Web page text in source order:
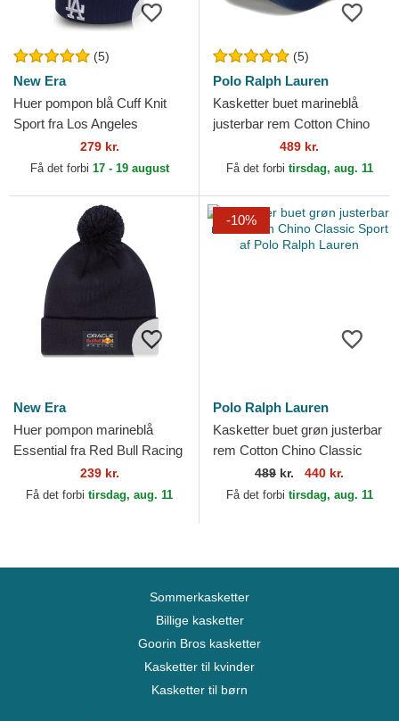
(5)
New Era
Huer pompon blå Cuff Knit
Sport fra Los Angeles
Dodgers MLB af New Era
279 kr.
Få det forbi 17 - 19 august
(5)
Polo Ralph Lauren
Kasketter buet marineblå
justerbar rem Cotton Chino
Classic Sport af Polo Ralph
Lauren
489 kr.
Få det forbi tirsdag, aug. 11
New Era
Huer pompon marineblå
Essential fra Red Bull Racing
Formula 1 af New Era
239 kr.
Få det forbi tirsdag, aug. 11
-10%
Polo Ralph Lauren
Kasketter buet grøn justerbar
rem Cotton Chino Classic
Sport af Polo Ralph Lauren
489 kr. 440 kr.
Få det forbi tirsdag, aug. 11
Sommerkasketter
Billige kasketter
Goorin Bros kasketter
Kasketter til kvinder
Kasketter til børn